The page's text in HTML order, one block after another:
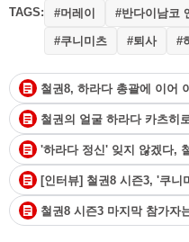
TAGS: #머레이 #반다이남코
#쿠니미츠 #퇴사 #
철권8, 하라다 총괄에 이어
철권의 얼굴 하라다 카츠히
'하라다 정신' 잊지 않겠다,
[인터뷰] 철권8 시즌3, '쿠니
철권8 시즌3 마지막 참가자